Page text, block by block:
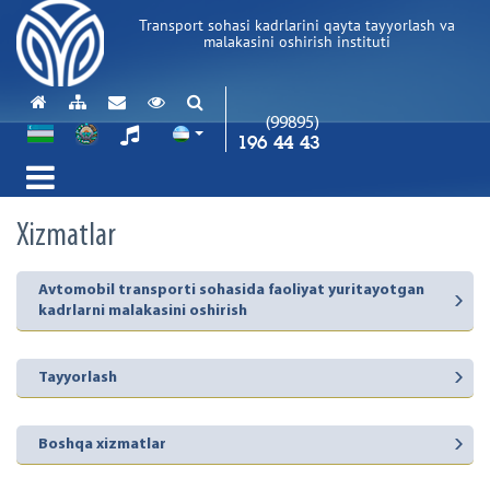
Transport sohasi kadrlarini qayta tayyorlash va
malakasini oshirish instituti
(99895)
196 44 43
Xizmatlar
Avtomobil transporti sohasida faoliyat yuritayotgan
kadrlarni malakasini oshirish
Tayyorlash
Boshqa xizmatlar